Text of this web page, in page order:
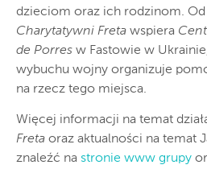
dzieciom oraz ich rodzinom. Od
Charytatywni Freta wspiera
de Porres w Fastowie w
wybuchu wojny organizuje
na rzecz tego miejsca.
Więcej informacji na temat
Freta oraz aktualności na temat
znaleźć na stronie www grupy